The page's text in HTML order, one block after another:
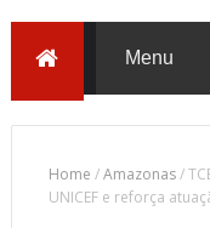
Home /Amazonas/
UNICEF e reforça